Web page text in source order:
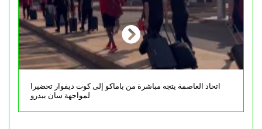
اتحاد العاصمة يتجه مباشرة من باماكو إلى كوت ديفوار تحضيرا
لمواجهة سان بيدرو